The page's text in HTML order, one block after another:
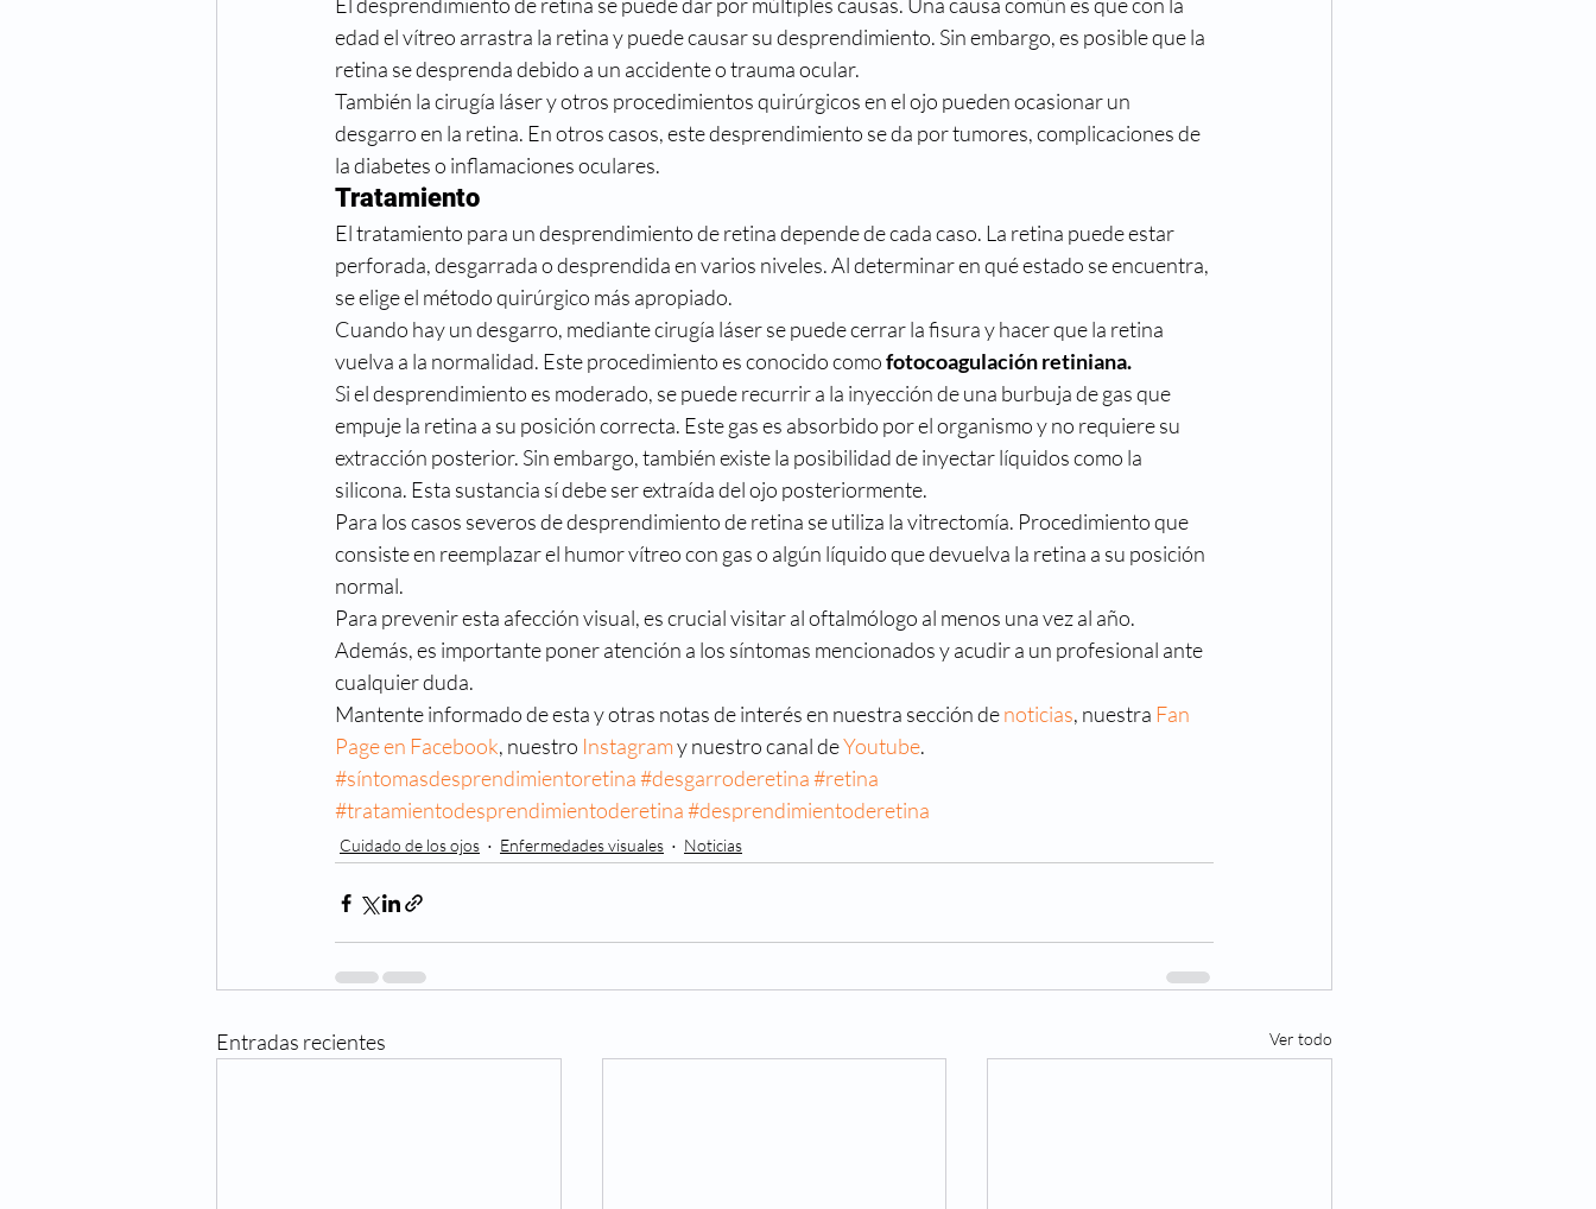
edad el vítreo arrastra la retina y puede causar su desprendimiento. Sin embargo, es posible que la
retina se desprenda debido a un accidente o trauma ocular.
También la cirugía láser y otros procedimientos quirúrgicos en el ojo pueden ocasionar un
desgarro en la retina. En otros casos, este desprendimiento se da por tumores, complicaciones de
la diabetes o inflamaciones oculares.
Tratamiento
El tratamiento para un desprendimiento de retina depende de cada caso. La retina puede estar
perforada, desgarrada o desprendida en varios niveles. Al determinar en qué estado se encuentra,
se elige el método quirúrgico más apropiado.
Cuando hay un desgarro, mediante cirugía láser se puede cerrar la fisura y hacer que la retina
vuelva a la normalidad. Este procedimiento es conocido como fotocoagulación retiniana.
Si el desprendimiento es moderado, se puede recurrir a la inyección de una burbuja de gas que
empuje la retina a su posición correcta. Este gas es absorbido por el organismo y no requiere su
extracción posterior. Sin embargo, también existe la posibilidad de inyectar líquidos como la
silicona. Esta sustancia sí debe ser extraída del ojo posteriormente.
Para los casos severos de desprendimiento de retina se utiliza la vitrectomía. Procedimiento que
consiste en reemplazar el humor vítreo con gas o algún líquido que devuelva la retina a su posición
normal.
Para prevenir esta afección visual, es crucial visitar al oftalmólogo al menos una vez al año.
Además, es importante poner atención a los síntomas mencionados y acudir a un profesional ante
cualquier duda.
Mantente informado de esta y otras notas de interés en nuestra sección de noticias, nuestra Fan
Page en Facebook, nuestro Instagram y nuestro canal de Youtube.
#síntomasdesprendimientoretina#desgarroderetina#retina
#tratamientodesprendimientoderetina#desprendimientoderetina
Cuidado de los ojos Enfermedades visuales Noticias
Entradas recientes Ver todo